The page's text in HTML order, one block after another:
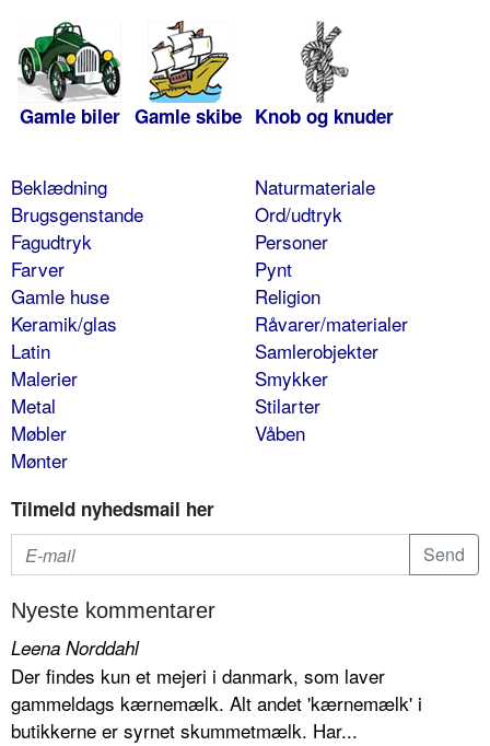
Gamle biler Gamle skibe Knob og knuder
Beklædning
Brugsgenstande
Fagudtryk
Farver
Gamle huse
Keramik/glas
Latin
Malerier
Metal
Møbler
Mønter
Naturmateriale
Ord/udtryk
Personer
Pynt
Religion
Råvarer/materialer
Samlerobjekter
Smykker
Stilarter
Våben
Tilmeld nyhedsmail her
Nyeste kommentarer
Leena Norddahl
Der findes kun et mejeri i danmark, som laver
gammeldags kærnemælk. Alt andet 'kærnemælk' i
butikkerne er syrnet skummetmælk. Har...